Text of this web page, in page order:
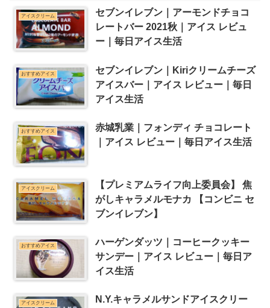
アイスクリーム
セブンイレブン｜アーモンドチョコ
レートバー 2021秋｜アイス レビュ
ー｜毎日アイス生活
おすすめアイス
セブンイレブン｜Kiriクリームチーズ
アイスバー｜アイス レビュー｜毎日
アイス生活
おすすめアイス
赤城乳業｜フォンディ チョコレート
｜アイス レビュー｜毎日アイス生活
アイスクリーム
【プレミアムライフ向上委員会】 焦
がしキャラメルモナカ 【コンビニ セ
ブンイレブン】
おすすめアイス
ハーゲンダッツ｜コーヒークッキー
サンデー｜アイス レビュー｜毎日ア
イス生活
アイスクリーム
N.Y.キャラメルサンドアイスクリー